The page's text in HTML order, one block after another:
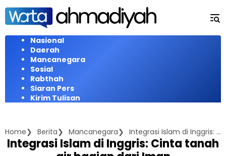
Langsung
konten
Nasional
Daerah
Mancanegara
Sosial
Rabthah
Siaran Pers
Kirim Tulisan
Home Berita Mancanegara Integrasi Islam di Inggris: Cinta tanah air bagian dari Iman
Integrasi Islam di Inggris: Cinta tanah